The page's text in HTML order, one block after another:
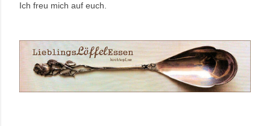
Ich freu mich auf euch.